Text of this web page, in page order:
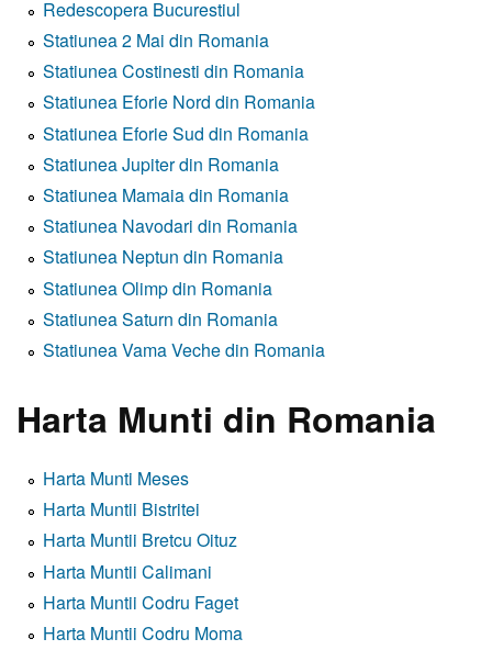
Redescopera Bucurestiul
Statiunea 2 Mai din Romania
Statiunea Costinesti din Romania
Statiunea Eforie Nord din Romania
Statiunea Eforie Sud din Romania
Statiunea Jupiter din Romania
Statiunea Mamaia din Romania
Statiunea Navodari din Romania
Statiunea Neptun din Romania
Statiunea Olimp din Romania
Statiunea Saturn din Romania
Statiunea Vama Veche din Romania
Harta Munti din Romania
Harta Munti Meses
Harta Muntii Bistritei
Harta Muntii Bretcu Oituz
Harta Muntii Calimani
Harta Muntii Codru Faget
Harta Muntii Codru Moma